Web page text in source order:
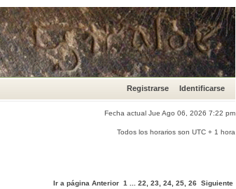
Registrarse Identificarse
Fecha actual Jue Ago 06, 2026 7:22 pm
Todos los horarios son UTC + 1 hora
Ir a página Anterior 1 22 23 24 25 26 Siguiente